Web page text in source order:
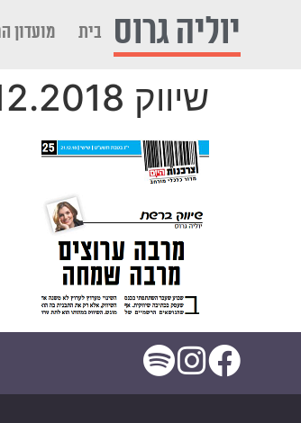
יוליה גרוס בית מועדון
שיווק 21.12.2018